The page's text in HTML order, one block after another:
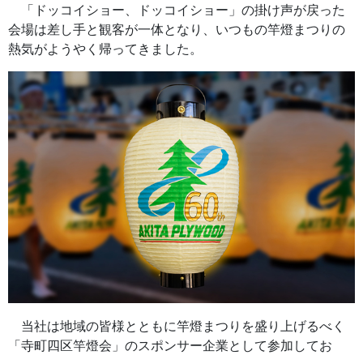
「ドッコイショー、ドッコイショー」の掛け声が戻った
会場は差し手と観客が一体となり、いつもの竿燈まつりの
熱気がようやく帰ってきました。
当社は地域の皆様とともに竿燈まつりを盛り上げるべく
「寺町四区竿燈会」のスポンサー企業として参加してお